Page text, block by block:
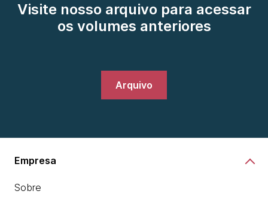
Visite nosso arquivo para acessar
os volumes anteriores
Arquivo
Empresa
Sobre